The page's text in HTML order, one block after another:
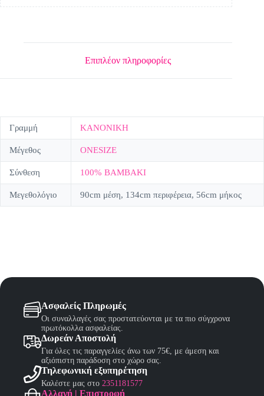
Επιπλέον πληροφορίες
Γραμμή ΚΑΝΟΝΙΚΗ
Μέγεθος ONESIZE
Σύνθεση 100% ΒΑΜΒΑΚΙ
Μεγεθολόγιο 90cm μέση, 134cm περιφέρεια, 56cm μήκος
Ασφαλείς Πληρωμές
Οι συναλλαγές σας προστατεύονται με τα πιο σύγχρονα
πρωτόκολλα ασφαλείας.
Δωρεάν Αποστολή
Για όλες τις παραγγελίες άνω των 75€, με άμεση και
αξιόπιστη παράδοση στο χώρο σας.
Τηλεφωνική εξυπηρέτηση
Καλέστε μας στο 2351181577
Αλλαγή | Επιστροφή